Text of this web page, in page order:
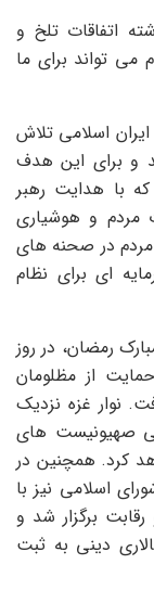
اتفاقات تلخ و
تواند برای ما
اسلامی تلاش
و برای این هدف
با هدایت رهبر
مردم و هوشیاری
مردم در صحنه های
ای برای نظام
رمضان، در روز
از مظلومان
نوار غزه نزدیک
صهیونیست های
کرد. همچنین در
اسلامی نیز با
برگزار شد و
دینی به ثبت